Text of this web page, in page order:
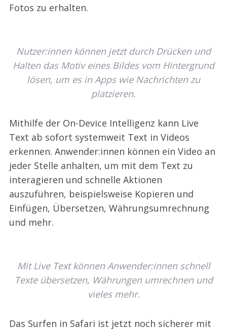
Fotos zu erhalten.
Nutzer:innen können jetzt durch Drücken und
Halten das Motiv eines Bildes vom Hintergrund
lösen, um es in Apps wie Nachrichten zu
platzieren.
Mithilfe der On-Device Intelligenz kann Live
Text ab sofort systemweit Text in Videos
erkennen. Anwender:innen können ein Video an
jeder Stelle anhalten, um mit dem Text zu
interagieren und schnelle Aktionen
auszuführen, beispielsweise Kopieren und
Einfügen, Übersetzen, Währungsumrechnung
und mehr.
Mit Live Text können Anwender:innen schnell
Texte übersetzen, Währungen umrechnen und
vieles mehr.
Das Surfen in Safari ist jetzt noch sicherer mit